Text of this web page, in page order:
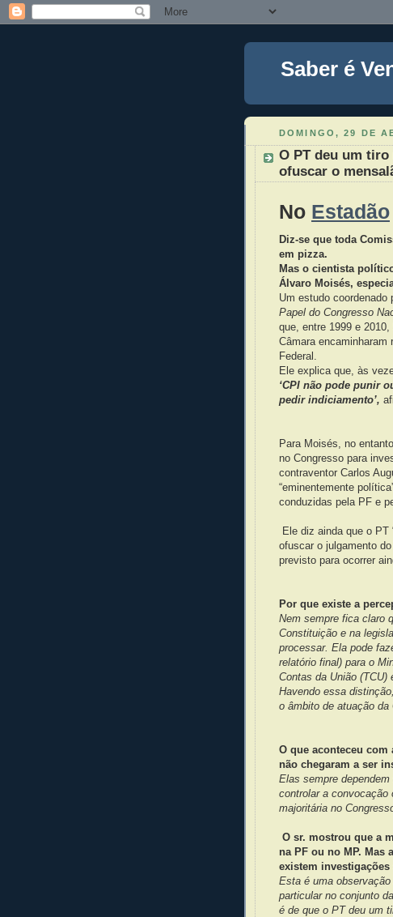
Saber é
DOMINGO, 29 DE
O PT deu um tiro
ofuscar o
No Estadão
Diz-se que toda
em pizza.
Mas o cientista
Álvaro Moisés,
Um estudo coordenado
Papel do Congresso
que, entre 1999 e
Câmara
Federal.
Ele explica que, às
‘CPI não pode punir
pedir indiciamento’,
Para Moisés, no
no Congresso para
contraventor Carlos
“eminentemente
conduzidas pela PF e
Ele diz ainda que o PT
ofuscar o julgamento
previsto para ocorrer
Por que existe a
Nem sempre fica claro
Constituição e na
processar. Ela pode
relatório final) para o
Contas da União (TCU)
Havendo essa
o âmbito de atuação da
O que aconteceu
não chegaram a ser
Elas sempre
controlar a convocação
majoritária no
O sr. mostrou que a
na PF ou no MP. Mas
existem investigações
Esta é uma
particular no conjunto
é de que o PT deu um